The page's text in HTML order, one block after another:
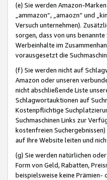
(e) Sie werden Amazon-
„ammazon“, „amaozn“ und
Versuch unternehmen).
sorgen, dass von uns
Werbeinhalte im
vorausgesetzt die
(f) Sie werden nicht auf
Amazon oder unseren
nicht abschließende Liste
Schlagwortauktionen auf
Kostenpflichtige
Suchmaschinen Links zur
kostenfreien
auf Ihre Website leiten und
(g) Sie werden natürlichen
Form von Geld, Rabatten,
beispielsweise keine Prämien-